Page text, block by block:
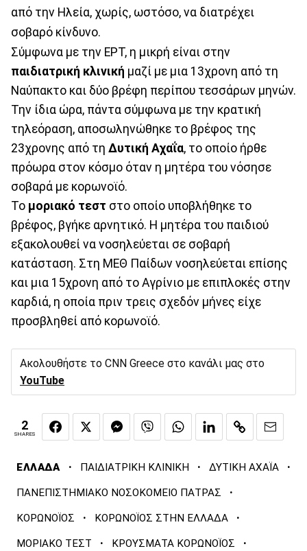
από την Ηλεία, χωρίς, ωστόσο, να διατρέχει
σοβαρό κίνδυνο.
Σύμφωνα με την ΕΡΤ, η μικρή είναι στην
παιδιατρική κλινική μαζί με μια 13χρονη από τη
Ναύπακτο και δύο βρέφη περίπου τεσσάρων μηνών.
Την ίδια ώρα, πάντα σύμφωνα με την κρατική
τηλεόραση, αποσωληνώθηκε το βρέφος της
23χρονης από τη Δυτική Αχαΐα, το οποίο ήρθε
πρόωρα στον κόσμο όταν η μητέρα του νόσησε
σοβαρά με κορωνοϊό.
Το μοριακό τεστ στο οποίο υποβλήθηκε το
βρέφος, βγήκε αρνητικό. Η μητέρα του παιδιού
εξακολουθεί να νοσηλεύεται σε σοβαρή
κατάσταση. Στη ΜΕΘ Παίδων νοσηλεύεται επίσης
και μια 15χρονη από το Αγρίνιο με επιπλοκές στην
καρδιά, η οποία πριν τρεις σχεδόν μήνες είχε
προσβληθεί από κορωνοϊό.
Ακολουθήστε το CNN Greece στο κανάλι μας στο
YouTube
2
SHARES
ΕΛΛΑΔΑ · ΠΑΙΔΙΑΤΡΙΚΗ ΚΛΙΝΙΚΗ · ΔΥΤΙΚΗ ΑΧΑΪΑ ·
ΠΑΝΕΠΙΣΤΗΜΙΑΚΟ ΝΟΣΟΚΟΜΕΙΟ ΠΑΤΡΑΣ ·
ΚΟΡΩΝΟΪΟΣ · ΚΟΡΩΝΟΪΟΣ ΣΤΗΝ ΕΛΛΑΔΑ ·
ΜΟΡΙΑΚΟ ΤΕΣΤ · ΚΡΟΥΣΜΑΤΑ ΚΟΡΩΝΟΪΟΣ ·